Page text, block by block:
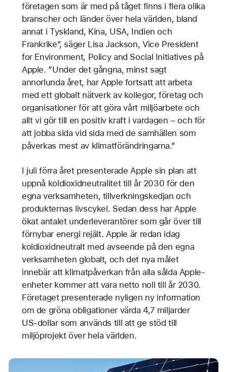
företagen som är med på tåget finns i flera olika
branscher och länder över hela världen, bland
annat i Tyskland, Kina, USA, Indien och
Frankrike”, säger Lisa Jackson, Vice President
for Environment, Policy and Social Initiatives på
Apple. ”Under det gångna, minst sagt
annorlunda året, har Apple fortsatt att arbeta
med ett globalt nätverk av kollegor, företag och
organisationer för att göra vårt miljöarbete och
allt vi gör till en positiv kraft i vardagen – och för
att jobba sida vid sida med de samhällen som
påverkas mest av klimatförändringarna.”
I juli förra året presenterade Apple sin plan att
uppnå koldioxidneutralitet till år 2030 för den
egna verksamheten, tillverkningskedjan och
produkternas livscykel. Sedan dess har Apple
ökat antalet underleverantörer som går över till
förnybar energi rejält. Apple är redan idag
koldioxidneutralt med avseende på den egna
verksamheten globalt, och det nya målet
innebär att klimatpåverkan från alla sålda Apple-
enheter kommer att vara netto noll till år 2030.
Företaget presenterade nyligen ny information
om de gröna obligationer värda 4,7 miljarder
US-dollar som används till att ge stöd till
miljöprojekt över hela världen.